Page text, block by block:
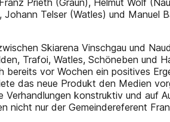
Prieth (Graun), Helmut Wolf
Telser (Watles) und Manuel
Skiarena Vinschgau und
Trafoi, Watles, Schöneben und
vor Wochen ein positives
das neue Produkt den Medien
konstruktiv und auf
nicht nur der Gemeindereferent